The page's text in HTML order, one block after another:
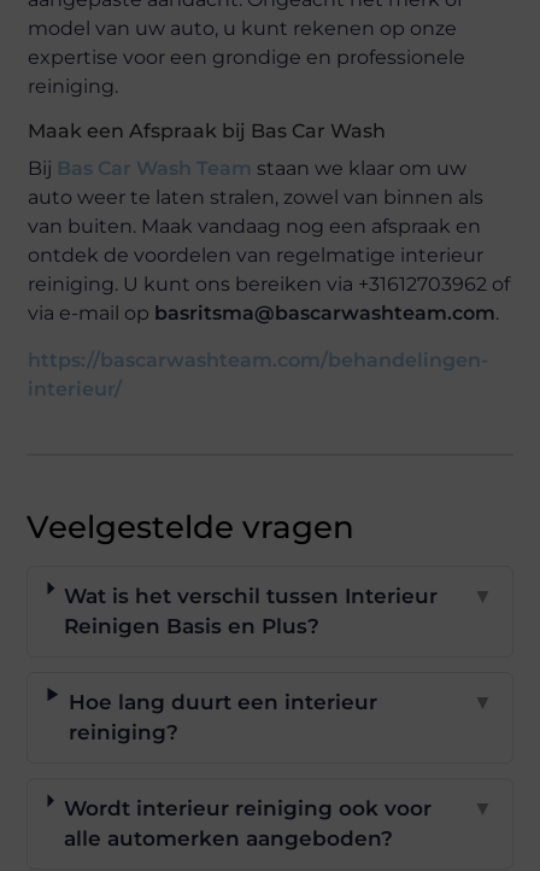
model van uw auto, u kunt rekenen op onze
expertise voor een grondige en professionele
reiniging.
Maak een Afspraak bij Bas Car Wash
Bij Bas Car Wash Team staan we klaar om uw
auto weer te laten stralen, zowel van binnen als
van buiten. Maak vandaag nog een afspraak en
ontdek de voordelen van regelmatige interieur
reiniging. U kunt ons bereiken via +31612703962 of
via e-mail op basritsma@bascarwashteam.com.
https://bascarwashteam.com/behandelingen-
interieur/
Veelgestelde vragen
Wat is het verschil tussen Interieur
Reinigen Basis en Plus?
▼
Hoe lang duurt een interieur
reiniging?
▼
Wordt interieur reiniging ook voor
alle automerken aangeboden?
▼